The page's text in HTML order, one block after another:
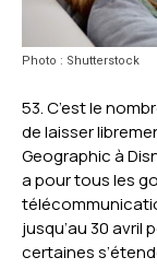
Photo : Shutterstock
53. C’est le
de laisser
Geographic à
a pour tous les
jusqu’au 30 avril
certaines